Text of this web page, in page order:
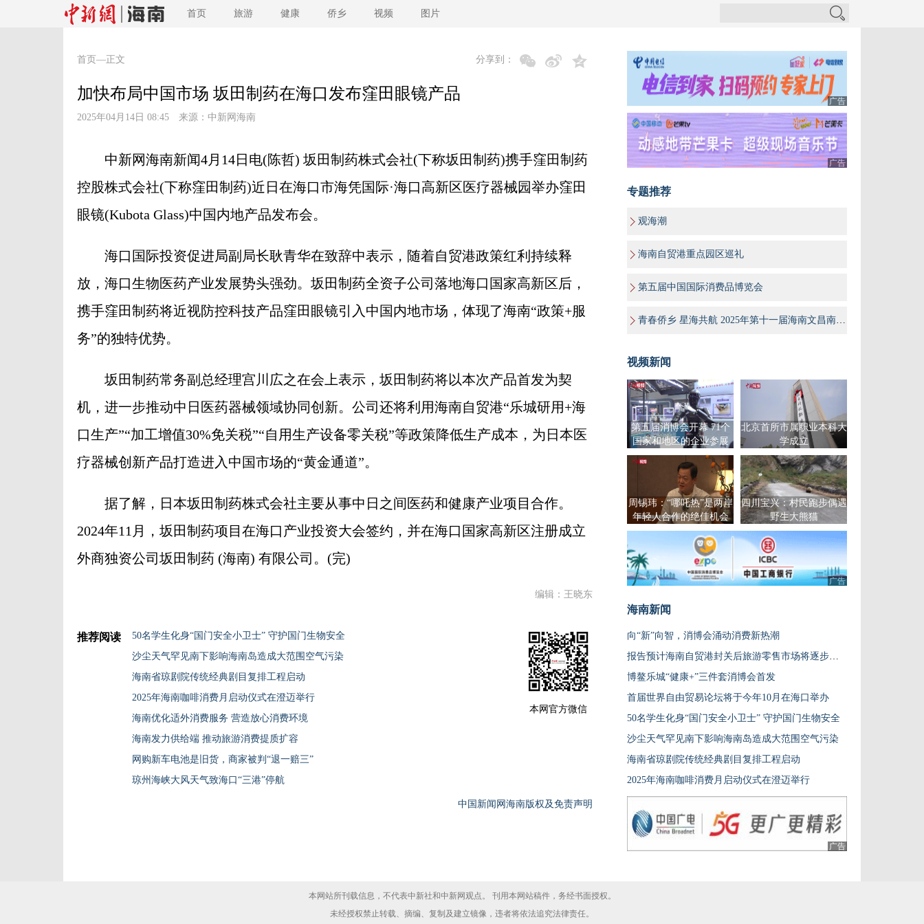
首页 旅游 健康 侨乡 视频 图片
首页 —正文 分享到：
加快布局中国市场 坂田制药在海口发布窪田眼镜产品
2025年04月14日 08:45 来源： 中新网海南
中新网海南新闻4月14日电(陈哲) 坂田制药株式会社(下称坂田制药)携手窪田制药
控股株式会社(下称窪田制药)近日在海口市海凭国际·海口高新区医疗器械园举办窪田
眼镜(Kubota Glass)中国内地产品发布会。
海口国际投资促进局副局长耿青华在致辞中表示，随着自贸港政策红利持续释
放，海口生物医药产业发展势头强劲。坂田制药全资子公司落地海口国家高新区后，
携手窪田制药将近视防控科技产品窪田眼镜引入中国内地市场，体现了海南“政策+服
务”的独特优势。
坂田制药常务副总经理宫川広之在会上表示，坂田制药将以本次产品首发为契
机，进一步推动中日医药器械领域协同创新。公司还将利用海南自贸港“乐城研用+海
口生产”“加工增值30%免关税”“自用生产设备零关税”等政策降低生产成本，为日本医
疗器械创新产品打造进入中国市场的“黄金通道”。
据了解，日本坂田制药株式会社主要从事中日之间医药和健康产业项目合作。
2024年11月，坂田制药项目在海口产业投资大会签约，并在海口国家高新区注册成立
外商独资公司坂田制药 (海南) 有限公司。(完)
编辑：王晓东
推荐阅读
50名学生化身“国门安全小卫士” 守护国门生物安全
沙尘天气罕见南下影响海南岛造成大范围空气污染
海南省琼剧院传统经典剧目复排工程启动
2025年海南咖啡消费月启动仪式在澄迈举行
海南优化适外消费服务 营造放心消费环境
海南发力供给端 推动旅游消费提质扩容
网购新车电池是旧货，商家被判“退一赔三”
琼州海峡大风天气致海口“三港”停航
本网官方微信
中国新闻网海南版权及免责声明
广告
广告
专题推荐
观海潮
海南自贸港重点园区巡礼
第五届中国国际消费品博览会
青春侨乡 星海共航 2025年第十一届海南文昌南洋文化节
视频新闻
第五届消博会开幕 71个
国家和地区的企业参展
北京首所市属职业本科大
学成立
周锡玮：“哪吒热”是两岸
年轻人合作的绝佳机会
四川宝兴：村民跑步偶遇
野生大熊猫
广告
海南新闻
向“新”向智，消博会涌动消费新热潮
报告预计海南自贸港封关后旅游零售市场将逐步推行“落地免税”
博鳌乐城“健康+”三件套消博会首发
首届世界自由贸易论坛将于今年10月在海口举办
50名学生化身“国门安全小卫士” 守护国门生物安全
沙尘天气罕见南下影响海南岛造成大范围空气污染
海南省琼剧院传统经典剧目复排工程启动
2025年海南咖啡消费月启动仪式在澄迈举行
广告
本网站所刊载信息，不代表中新社和中新网观点。 刊用本网站稿件，务经书面授权。
未经授权禁止转载、摘编、复制及建立镜像，违者将依法追究法律责任。